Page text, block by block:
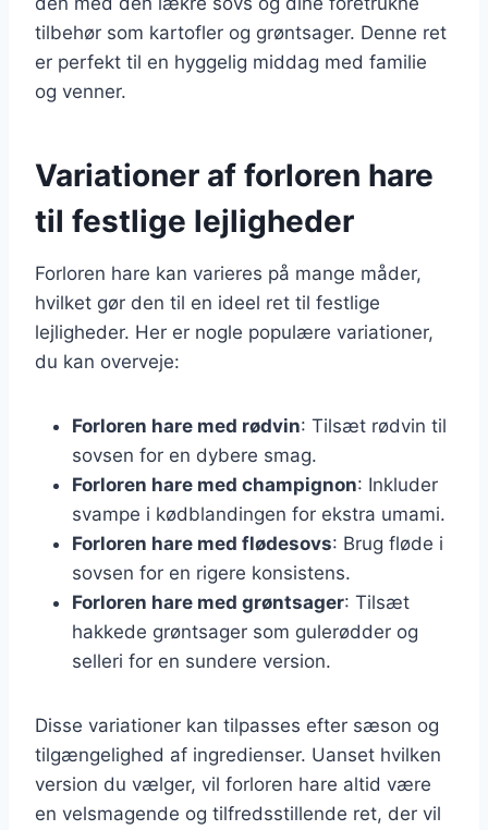
tilbehør som kartofler og grøntsager. Denne ret
er perfekt til en hyggelig middag med familie
og venner.
Variationer af forloren hare
til festlige lejligheder
Forloren hare kan varieres på mange måder,
hvilket gør den til en ideel ret til festlige
lejligheder. Her er nogle populære variationer,
du kan overveje:
Forloren hare med rødvin: Tilsæt rødvin til
sovsen for en dybere smag.
Forloren hare med champignon: Inkluder
svampe i kødblandingen for ekstra umami.
Forloren hare med flødesovs: Brug fløde i
sovsen for en rigere konsistens.
Forloren hare med grøntsager: Tilsæt
hakkede grøntsager som gulerødder og
selleri for en sundere version.
Disse variationer kan tilpasses efter sæson og
tilgængelighed af ingredienser. Uanset hvilken
version du vælger, vil forloren hare altid være
en velsmagende og tilfredsstillende ret, der vil